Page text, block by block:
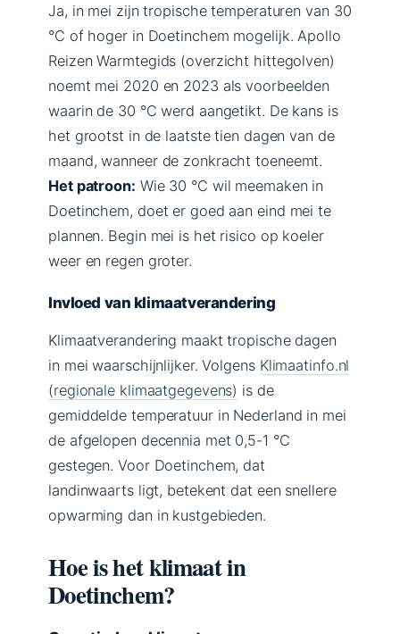
Ja, in mei zijn tropische temperaturen van 30
°C of hoger in Doetinchem mogelijk. Apollo
Reizen Warmtegids (overzicht hittegolven)
noemt mei 2020 en 2023 als voorbeelden
waarin de 30 °C werd aangetikt. De kans is
het grootst in de laatste tien dagen van de
maand, wanneer de zonkracht toeneemt.
Het patroon: Wie 30 °C wil meemaken in
Doetinchem, doet er goed aan eind mei te
plannen. Begin mei is het risico op koeler
weer en regen groter.
Invloed van klimaatverandering
Klimaatverandering maakt tropische dagen
in mei waarschijnlijker. Volgens Klimaatinfo.nl
(regionale klimaatgegevens) is de
gemiddelde temperatuur in Nederland in mei
de afgelopen decennia met 0,5-1 °C
gestegen. Voor Doetinchem, dat
landinwaarts ligt, betekent dat een snellere
opwarming dan in kustgebieden.
Hoe is het klimaat in
Doetinchem?